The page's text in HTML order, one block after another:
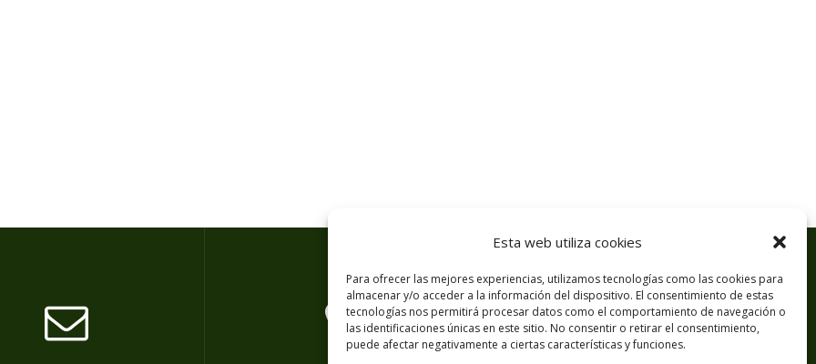
Esta web utiliza cookies
Para ofrecer las mejores experiencias, utilizamos tecnologías como las cookies para
almacenar y/o acceder a la información del dispositivo. El consentimiento de estas
tecnologías nos permitirá procesar datos como el comportamiento de navegación o
las identificaciones únicas en este sitio. No consentir o retirar el consentimiento,
puede afectar negativamente a ciertas características y funciones.
© 2026 NEXUS GREEN ENERGY